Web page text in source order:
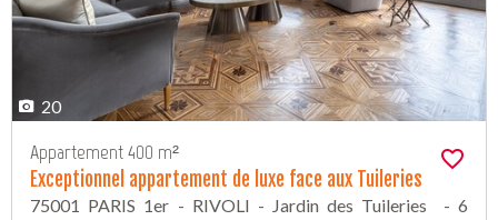
20
Appartement 400 m²
Exceptionnel appartement de luxe face aux Tuileries
75001 PARIS 1er - RIVOLI - Jardin des Tuileries - 6